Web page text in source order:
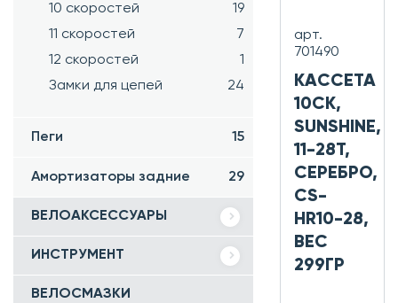
10 скоростей
19
11 скоростей
7
12 скоростей
1
Замки для цепей
24
Пеги 15
Амортизаторы задние 29
ВЕЛОАКСЕССУАРЫ
ИНСТРУМЕНТ
ВЕЛОСМАЗКИ
арт.
701490
КАССЕТА
10СК,
SUNSHINE,
11-28Т,
СЕРЕБРО,
CS-
HR10-28,
ВЕС
299ГР